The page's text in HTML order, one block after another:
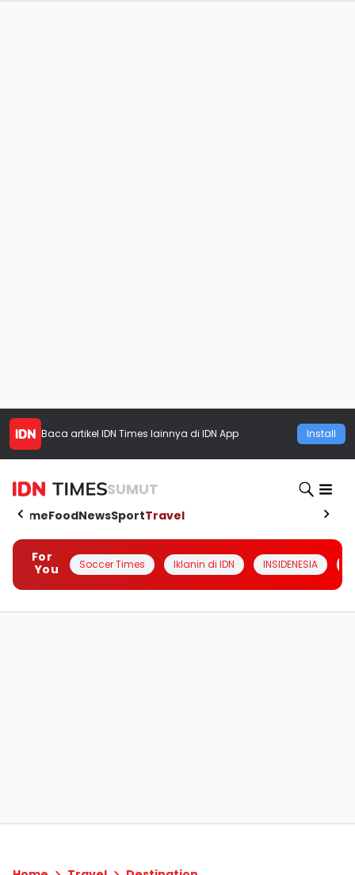
Baca artikel IDN Times lainnya di IDN App Install
SUMUT
HomeFoodNewsSportTravel
For
You
Soccer Times Iklanin di IDN INSIDENESIA